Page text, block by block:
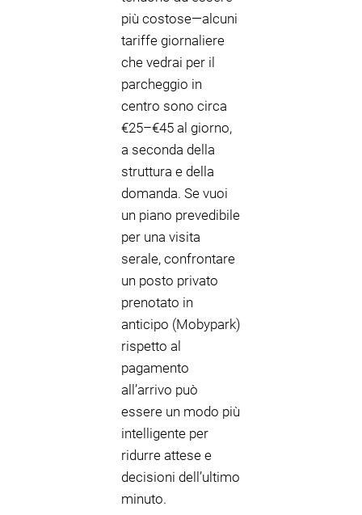
più costose—alcuni
tariffe giornaliere
che vedrai per il
parcheggio in
centro sono circa
€25–€45 al giorno,
a seconda della
struttura e della
domanda. Se vuoi
un piano prevedibile
per una visita
serale, confrontare
un posto privato
prenotato in
anticipo (Mobypark)
rispetto al
pagamento
all’arrivo può
essere un modo più
intelligente per
ridurre attese e
decisioni dell’ultimo
minuto.